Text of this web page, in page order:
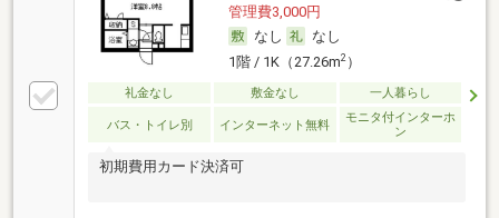
管理費3,000円
なし
なし
1階 / 1K（27.26m2）
礼金なし 敷金なし 一人暮らし
バス・トイレ別 インターネット無料
モニタ付インターホ
ン
初期費用カード決済可